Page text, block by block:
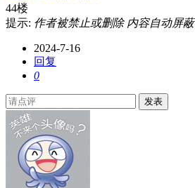
44楼
提示: 作者被禁止或删除 内容自动屏蔽
2024-7-16
回复
0
发表